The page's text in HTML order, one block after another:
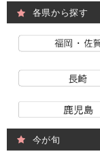
各県から探す
今が旬